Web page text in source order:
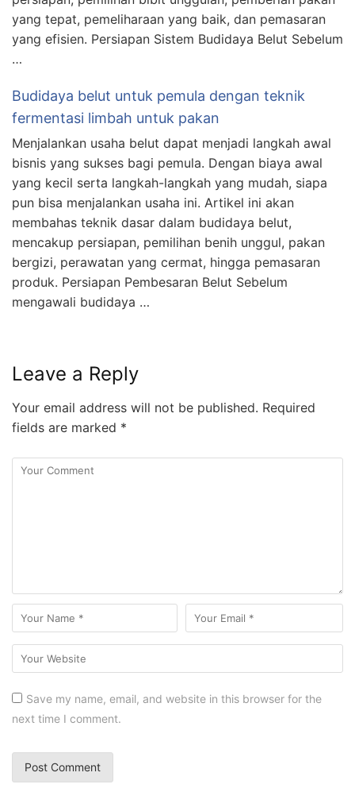
yang tepat, pemeliharaan yang baik, dan pemasaran
yang efisien. Persiapan Sistem Budidaya Belut Sebelum
…
Budidaya belut untuk pemula dengan teknik
fermentasi limbah untuk pakan
Menjalankan usaha belut dapat menjadi langkah awal
bisnis yang sukses bagi pemula. Dengan biaya awal
yang kecil serta langkah-langkah yang mudah, siapa
pun bisa menjalankan usaha ini. Artikel ini akan
membahas teknik dasar dalam budidaya belut,
mencakup persiapan, pemilihan benih unggul, pakan
bergizi, perawatan yang cermat, hingga pemasaran
produk. Persiapan Pembesaran Belut Sebelum
mengawali budidaya …
Leave a Reply
Your email address will not be published. Required
fields are marked *
Save my name, email, and website in this browser for the
next time I comment.